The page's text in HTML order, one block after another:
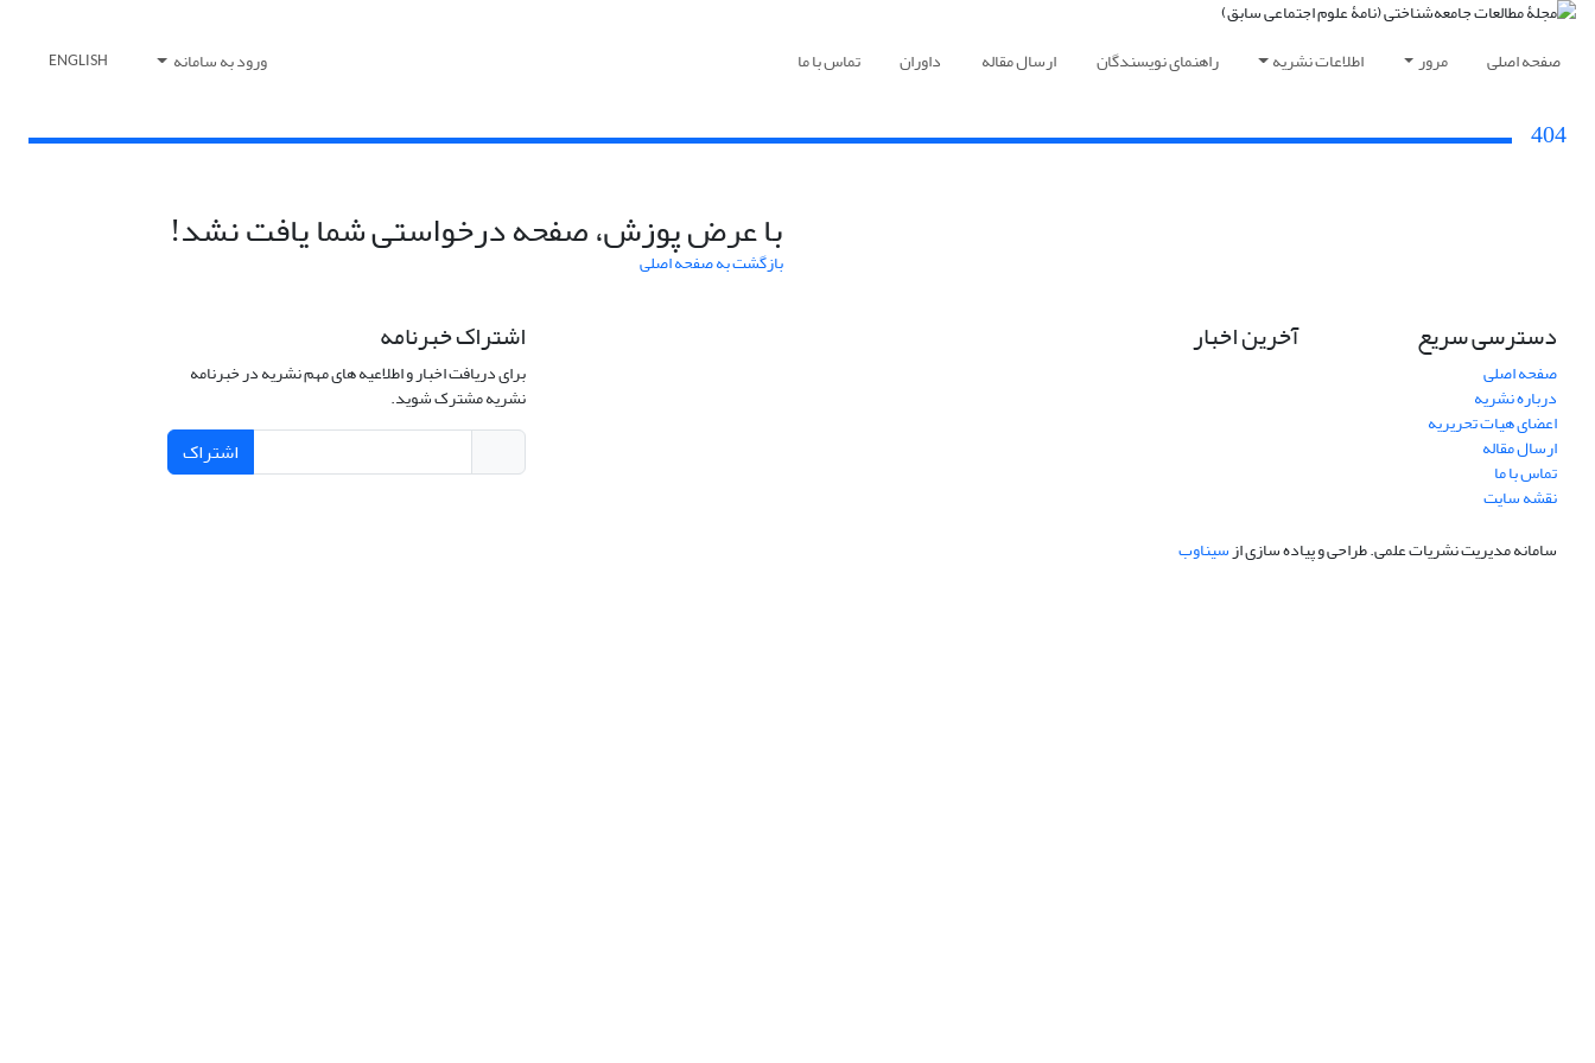
صفحه اصلی مرور اطلاعات نشریه راهنمای نویسندگان ارسال مقاله داوران تماس با ما ورود به سامانه ENGLISH
404
با عرض پوزش، صفحه درخواستی شما یافت نشد!
بازگشت به صفحه اصلی
دسترسی سریع
صفحه اصلی
درباره نشریه
اعضای هیات تحریریه
ارسال مقاله
تماس با ما
نقشه سایت
آخرین اخبار اشتراک خبرنامه
برای دریافت اخبار و اطلاعیه های مهم نشریه در خبرنامه
نشریه مشترک شوید.
اشتراک
سامانه مدیریت نشریات علمی.طراحی و پیاده سازی ازسیناوب